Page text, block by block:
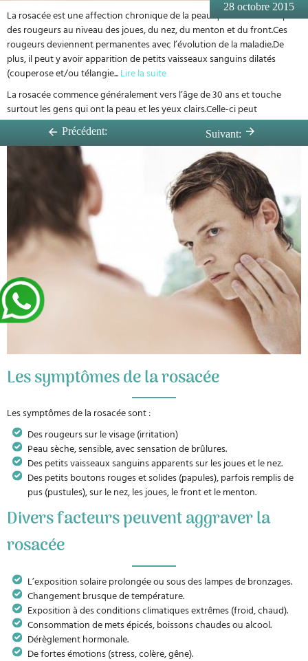
28 octobre 2015
Précédent: Suivant:
La rosacée est une affection chronique de la peau qui se manifeste par
des rougeurs au niveau des joues, du nez, du menton et du front.Ces
rougeurs deviennent permanentes avec l’évolution de la maladie.De
plus, il peut y avoir apparition de petits vaisseaux sanguins dilatés
(couperose et/ou télangie...Lire la suite
La rosacée commence généralement vers l’âge de 30 ans et touche
surtout les gens qui ont la peau et les yeux clairs.Celle-ci peut
s’aggraver au fil du temps si elle n’est pas bien traitée.
Les symptômes de la rosacée
Les symptômes de la rosacée sont :
Des rougeurs sur le visage (irritation)
Peau sèche, sensible, avec sensation de brûlures.
Des petits vaisseaux sanguins apparents sur les joues et le nez.
Des petits boutons rouges et solides (papules), parfois remplis de
pus (pustules), sur le nez, les joues, le front et le menton.
Divers facteurs peuvent aggraver la
rosacée
L’exposition solaire prolongée ou sous des lampes de bronzages.
Changement brusque de température.
Exposition à des conditions climatiques extrêmes (froid, chaud).
Consommation de mets épicés, boissons chaudes ou alcool.
Dérèglement hormonale.
De fortes émotions (stress, colère, gêne).